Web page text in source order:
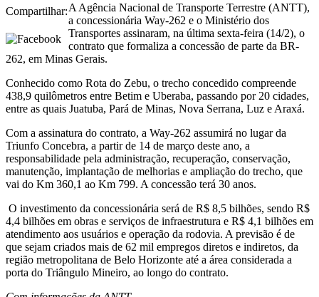
Compartilhar:A Agência Nacional de Transporte Terrestre (ANTT),
a concessionária Way-262 e o Ministério dos
Transportes assinaram, na última sexta-feira (14/2), o
contrato que formaliza a concessão de parte da BR-
262, em Minas Gerais.
Conhecido como Rota do Zebu, o trecho concedido compreende
438,9 quilômetros entre Betim e Uberaba, passando por 20 cidades,
entre as quais Juatuba, Pará de Minas, Nova Serrana, Luz e Araxá.
Com a assinatura do contrato, a Way-262 assumirá no lugar da
Triunfo Concebra, a partir de 14 de março deste ano, a
responsabilidade pela administração, recuperação, conservação,
manutenção, implantação de melhorias e ampliação do trecho, que
vai do Km 360,1 ao Km 799. A concessão terá 30 anos.
O investimento da concessionária será de R$ 8,5 bilhões, sendo R$
4,4 bilhões em obras e serviços de infraestrutura e R$ 4,1 bilhões em
atendimento aos usuários e operação da rodovia. A previsão é de
que sejam criados mais de 62 mil empregos diretos e indiretos, da
região metropolitana de Belo Horizonte até a área considerada a
porta do Triângulo Mineiro, ao longo do contrato.